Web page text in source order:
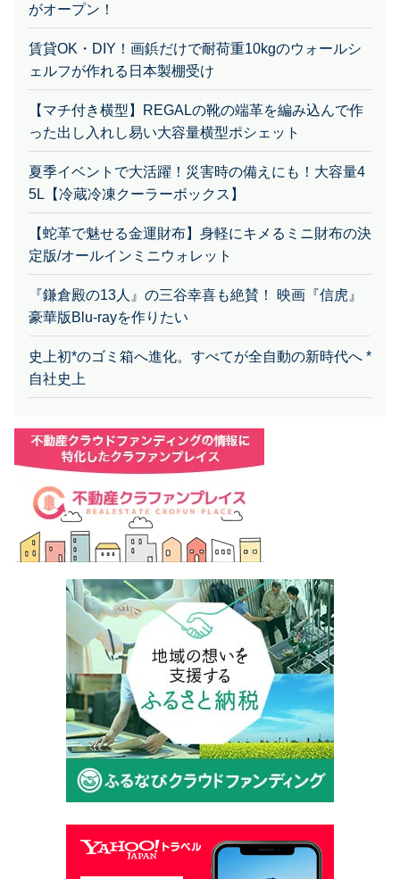
がオープン！
賃貸OK・DIY！画鋲だけで耐荷重10kgのウォールシ
ェルフが作れる日本製棚受け
【マチ付き横型】REGALの靴の端革を編み込んで作
った出し入れし易い大容量横型ポシェット
夏季イベントで大活躍！災害時の備えにも！大容量4
5L【冷蔵冷凍クーラーボックス】
【蛇革で魅せる金運財布】身軽にキメるミニ財布の決
定版/オールインミニウォレット
『鎌倉殿の13人』の三谷幸喜も絶賛！ 映画『信虎』
豪華版Blu-rayを作りたい
史上初*のゴミ箱へ進化。すべてが全自動の新時代へ *
自社史上